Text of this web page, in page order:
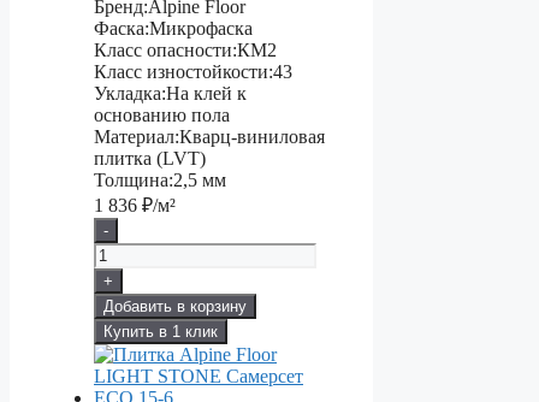
Бренд:Alpine Floor
Фаска:Микрофаска
Класс опасности:КМ2
Класс изностойкости:43
Укладка:На клей к
основанию пола
Материал:Кварц-виниловая
плитка (LVT)
Толщина:2,5 мм
1 836 ₽/м²
-
+
Добавить в корзину
Купить в 1 клик